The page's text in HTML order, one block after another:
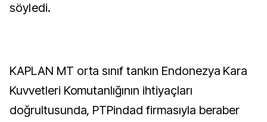
söyledi.
KAPLAN MT orta sınıf tankın Endonezya Kara
Kuvvetleri Komutanlığının ihtiyaçları
doğrultusunda, PTPindad firmasıyla beraber